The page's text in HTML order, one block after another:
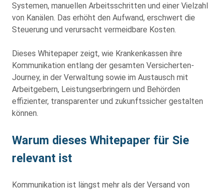
Systemen, manuellen Arbeitsschritten und einer Vielzahl
von Kanälen. Das erhöht den Aufwand, erschwert die
Steuerung und verursacht vermeidbare Kosten.
Dieses Whitepaper zeigt, wie Krankenkassen ihre
Kommunikation entlang der gesamten Versicherten-
Journey, in der Verwaltung sowie im Austausch mit
Arbeitgebern, Leistungserbringern und Behörden
effizienter, transparenter und zukunftssicher gestalten
können.
Warum dieses Whitepaper für Sie
relevant ist
Kommunikation ist längst mehr als der Versand von